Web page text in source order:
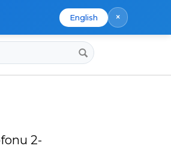
English ×
2-